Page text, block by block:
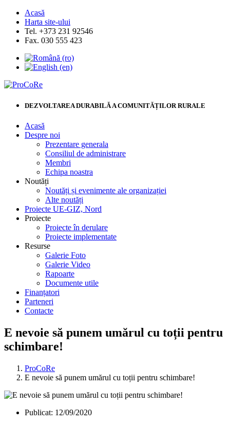
Acasă
Harta site-ului
Tel. +373 231 92546
Fax. 030 555 423
DEZVOLTAREA DURABILĂ A COMUNITĂȚILOR RURALE
Acasă
Despre noi
Prezentare generala
Consiliul de administrare
Membri
Echipa noastra
Noutăți
Noutăți și evenimente ale organizației
Alte noutăți
Proiecte UE-GIZ, Nord
Proiecte
Proiecte în derulare
Proiecte implementate
Resurse
Galerie Foto
Galerie Video
Rapoarte
Documente utile
Finanțatori
Parteneri
Contacte
E nevoie să punem umărul cu toții pentru
schimbare!
ProCoRe
E nevoie să punem umărul cu toții pentru schimbare!
Publicat: 12/09/2020